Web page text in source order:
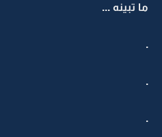
ما تبينه ...
.
.
.